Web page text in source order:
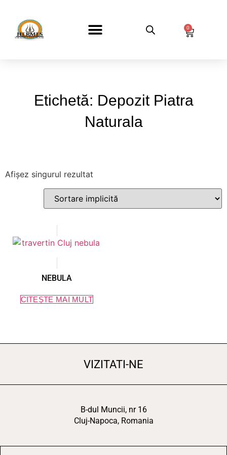
0
Etichetă: Depozit Piatra
Naturala
Afișez singurul rezultat
NEBULA
CITEȘTE MAI MULT
VIZITATI-NE
B-dul Muncii, nr 16
Cluj-Napoca, Romania